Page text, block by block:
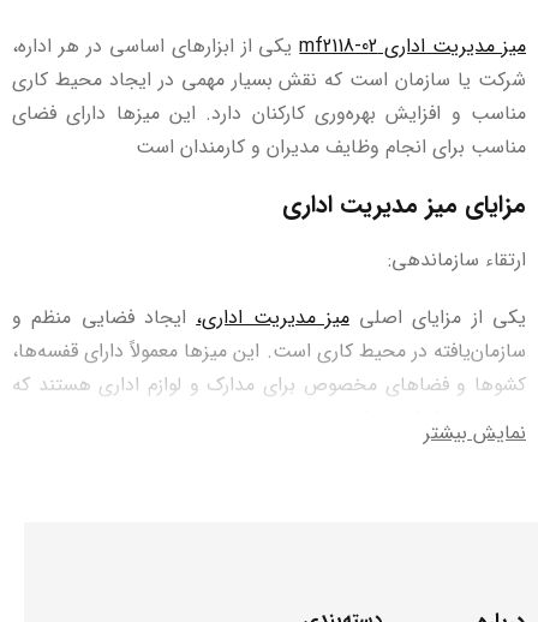
میز مدیریت اداری mf2118-02
یکی از ابزارهای اساسی در هر اداره،
شرکت یا سازمان است که نقش بسیار مهمی در ایجاد محیط کاری
مناسب و افزایش بهره‌وری کارکنان دارد. این میزها دارای فضای
مناسب برای انجام وظایف مدیران و کارمندان است
مزایای میز مدیریت اداری
ارتقاء سازماندهی:
یکی از مزایای اصلیمیز مدیریت اداری،ایجاد فضایی منظم و
سازمان‌یافته در محیط کاری است. این میز‌ها معمولاً دارای قفسه‌ها،
کشوها و فضاهای مخصوص برای مدارک و لوازم اداری هستند که
به مدیران کمک می‌کنند تا اطلاعات و اسناد مورد نیاز خود را به
راحتی دسترسی پیدا کنند. این ارتقاء در سازماندهی به کاهش
نمایش بیشتر